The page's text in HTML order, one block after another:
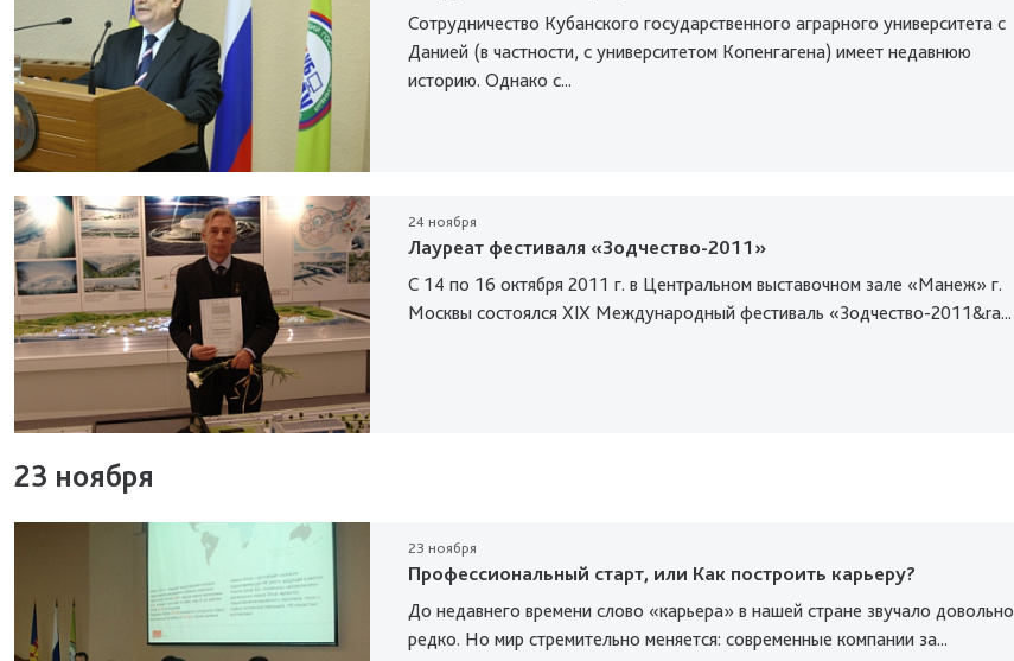
Сотрудничество Кубанского государственного аграрного университета с
Данией (в частности, с университетом Копенгагена) имеет недавнюю
историю. Однако с...
24 ноября
Лауреат фестиваля «Зодчество-2011»
С 14 по 16 октября 2011 г. в Центральном выставочном зале «Манеж» г.
Москвы состоялся XIX Международный фестиваль «Зодчество-2011&ra...
23 ноября
23 ноября
Профессиональный старт, или Как построить карьеру?
До недавнего времени слово «карьера» в нашей стране звучало довольно
редко. Но мир стремительно меняется: современные компании за...